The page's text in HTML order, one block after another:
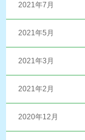
2021年7月
2021年5月
2021年3月
2021年2月
2020年12月